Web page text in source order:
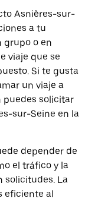
Asnières-sur-
a tu
grupo o en
viaje que se
Si te gusta
un viaje a
puedes solicitar
sur-Seine en la
depender de
el tráfico y la
solicitudes. La
eficiente al